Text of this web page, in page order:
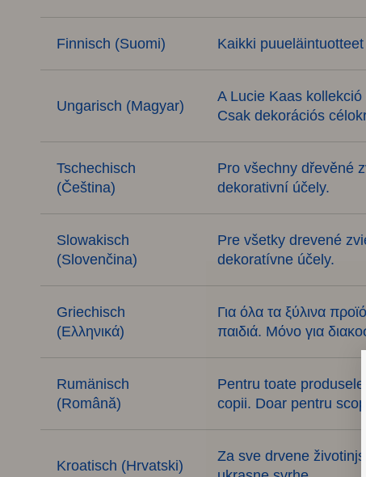
Finnisch (Suomi) Kaikki
Ungarisch (Magyar)
A Lucie Kaas
Csak dekorációs
Tschechisch
(Čeština)
Pro všechny dřevěné
dekorativní účely.
Slowakisch
(Slovenčina)
Pre všetky drevené
dekoratívne účely.
Griechisch
(Ελληνικά)
Για όλα τα ξύλινα
παιδιά. Μόνο για
Rumänisch
(Română)
Pentru toate
copii. Doar pentru
Kroatisch (Hrvatski)
Za sve drvene